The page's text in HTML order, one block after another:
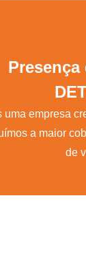
uma empresa
a maior
de